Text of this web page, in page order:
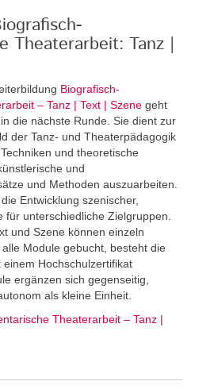
Theaterarbeit: Tanz |
Biografisch-
– Tanz | Text | Szene geht
die nächste Runde. Sie dient zur
der Tanz- und Theaterpädagogik
und theoretische
und
und Methoden auszuarbeiten.
Entwicklung szenischer,
unterschiedliche Zielgruppen.
und Szene können einzeln
Module gebucht, besteht die
Hochschulzertifikat
ergänzen sich gegenseitig,
als kleine Einheit.
Theaterarbeit – Tanz |